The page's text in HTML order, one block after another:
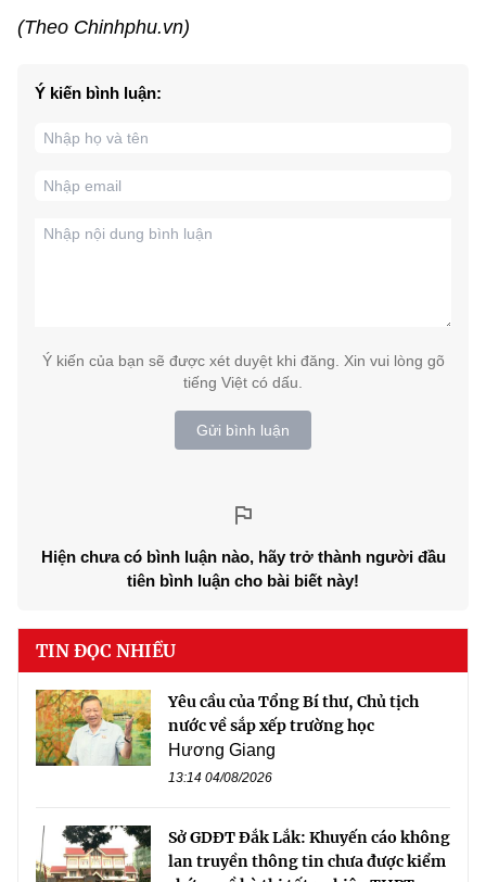
(Theo Chinhphu.vn)
Ý kiến bình luận:
Ý kiến của bạn sẽ được xét duyệt khi đăng. Xin vui lòng gõ
tiếng Việt có dấu.
Gửi bình luận
Hiện chưa có bình luận nào, hãy trở thành người đầu
tiên bình luận cho bài biết này!
TIN ĐỌC NHIỀU
Yêu cầu của Tổng Bí thư, Chủ tịch
nước về sắp xếp trường học
Hương Giang
13:14 04/08/2026
Sở GDĐT Đắk Lắk: Khuyến cáo không
lan truyền thông tin chưa được kiểm